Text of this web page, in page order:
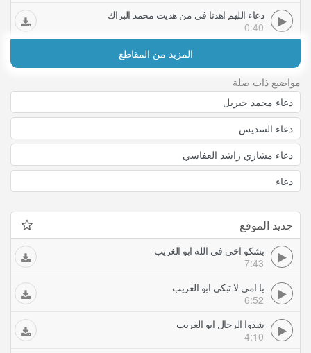
دعاء اللهم اهدنا في من هديت محمد البراك
0:40
المزيد من المقاطع
مواضيع ذات صلة
دعاء محمد جبريل
دعاء السديس
دعاء مشاري راشد العفاسي
دعاء
جديد الموقع
يشكو اخي في الله ابو الغريب
7:43
يا امي لا تبكي ابو الغريب
6:52
شدوا الرحال ابو الغريب
4:10